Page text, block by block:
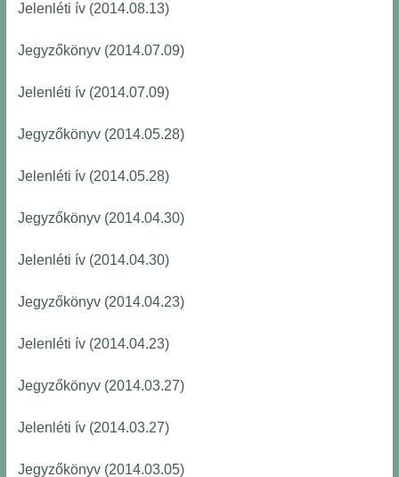
Jelenléti ív (2014.08.13)
Jegyzőkönyv (2014.07.09)
Jelenléti ív (2014.07.09)
Jegyzőkönyv (2014.05.28)
Jelenléti ív (2014.05.28)
Jegyzőkönyv (2014.04.30)
Jelenléti ív (2014.04.30)
Jegyzőkönyv (2014.04.23)
Jelenléti ív (2014.04.23)
Jegyzőkönyv (2014.03.27)
Jelenléti ív (2014.03.27)
Jegyzőkönyv (2014.03.05)